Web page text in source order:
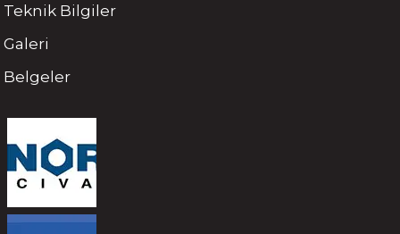
Teknik Bilgiler
Galeri
Belgeler